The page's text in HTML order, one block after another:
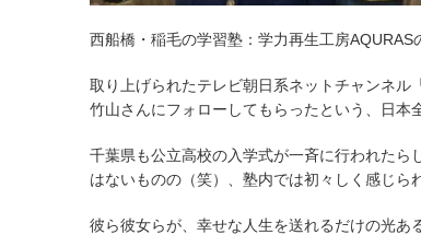
西船橋・稲毛の学習塾：学力再生工房AQURAS
取り上げられたテレビ朝日系ネットチャンネル
竹山さんにフォローしてもらったという、日本
千葉県も公立高校の入学式が一斉に行われたら
はないものの（笑）、塾内では初々しく感じら
彼ら彼女らが、幸せな人生を送れるだけの光